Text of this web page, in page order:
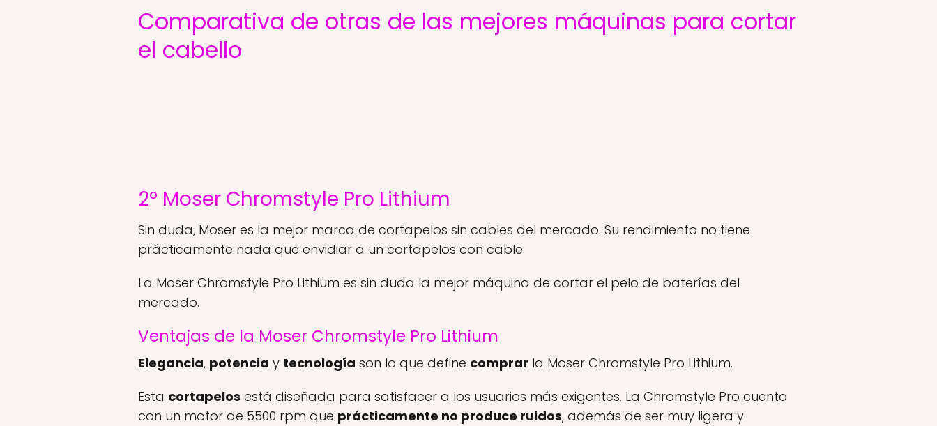
Comparativa de otras de las mejores máquinas para cortar
el cabello
2º Moser Chromstyle Pro Lithium
Sin duda, Moser es la mejor marca de cortapelos sin cables del mercado. Su rendimiento no tiene
prácticamente nada que envidiar a un cortapelos con cable.
La Moser Chromstyle Pro Lithium es sin duda la mejor máquina de cortar el pelo de baterías del
mercado.
Ventajas de la Moser Chromstyle Pro Lithium
Elegancia, potencia y tecnología son lo que define comprar la Moser Chromstyle Pro Lithium.
Esta cortapelos está diseñada para satisfacer a los usuarios más exigentes. La Chromstyle Pro cuenta
con un motor de 5500 rpm que prácticamente no produce ruidos, además de ser muy ligera y